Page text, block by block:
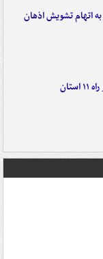
به اتهام تشویش اذهان